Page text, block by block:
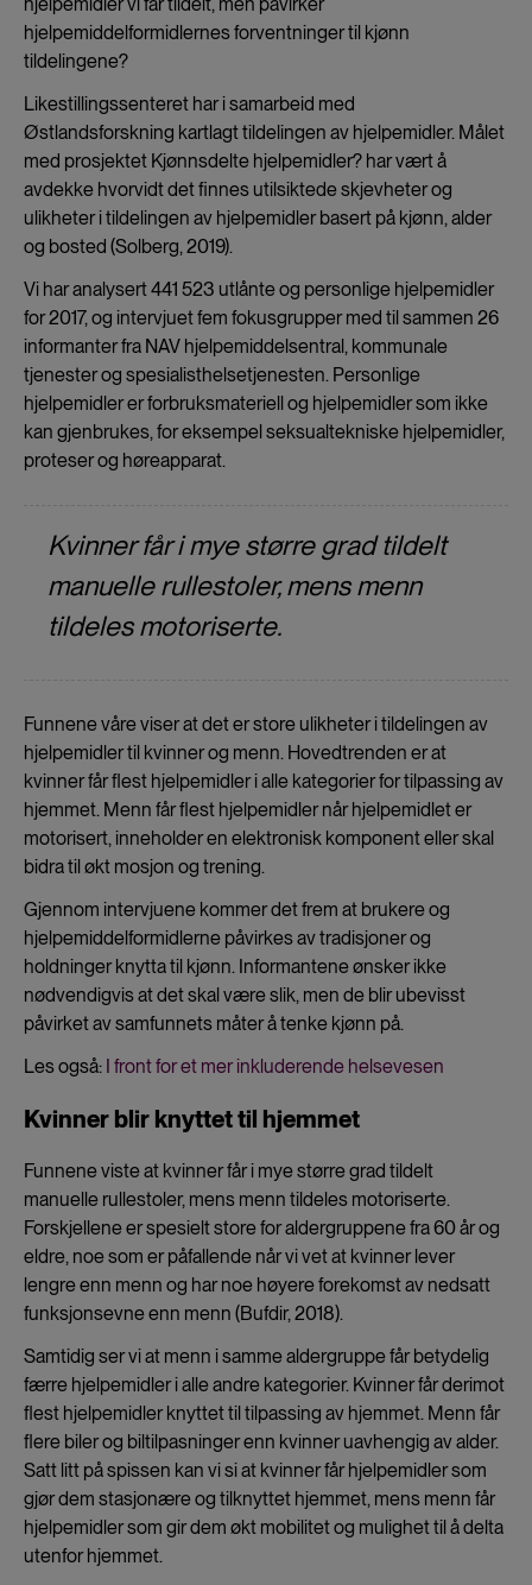
hjelpemiddelformidlernes forventninger til kjønn
tildelingene?
Likestillingssenteret har i samarbeid med
Østlandsforskning kartlagt tildelingen av hjelpemidler. Målet
med prosjektet Kjønnsdelte hjelpemidler? har vært å
avdekke hvorvidt det finnes utilsiktede skjevheter og
ulikheter i tildelingen av hjelpemidler basert på kjønn, alder
og bosted (Solberg, 2019).
Vi har analysert 441 523 utlånte og personlige hjelpemidler
for 2017, og intervjuet fem fokusgrupper med til sammen 26
informanter fra NAV hjelpemiddelsentral, kommunale
tjenester og spesialisthelsetjenesten. Personlige
hjelpemidler er forbruksmateriell og hjelpemidler som ikke
kan gjenbrukes, for eksempel seksualtekniske hjelpemidler,
proteser og høreapparat.
Kvinner får i mye større grad tildelt
manuelle rullestoler, mens menn
tildeles motoriserte.
Funnene våre viser at det er store ulikheter i tildelingen av
hjelpemidler til kvinner og menn. Hovedtrenden er at
kvinner får flest hjelpemidler i alle kategorier for tilpassing av
hjemmet. Menn får flest hjelpemidler når hjelpemidlet er
motorisert, inneholder en elektronisk komponent eller skal
bidra til økt mosjon og trening.
Gjennom intervjuene kommer det frem at brukere og
hjelpemiddelformidlerne påvirkes av tradisjoner og
holdninger knytta til kjønn. Informantene ønsker ikke
nødvendigvis at det skal være slik, men de blir ubevisst
påvirket av samfunnets måter å tenke kjønn på.
Les også: I front for et mer inkluderende helsevesen
Kvinner blir knyttet til hjemmet
Funnene viste at kvinner får i mye større grad tildelt
manuelle rullestoler, mens menn tildeles motoriserte.
Forskjellene er spesielt store for aldergruppene fra 60 år og
eldre, noe som er påfallende når vi vet at kvinner lever
lengre enn menn og har noe høyere forekomst av nedsatt
funksjonsevne enn menn (Bufdir, 2018).
Samtidig ser vi at menn i samme aldergruppe får betydelig
færre hjelpemidler i alle andre kategorier. Kvinner får derimot
flest hjelpemidler knyttet til tilpassing av hjemmet. Menn får
flere biler og biltilpasninger enn kvinner uavhengig av alder.
Satt litt på spissen kan vi si at kvinner får hjelpemidler som
gjør dem stasjonære og tilknyttet hjemmet, mens menn får
hjelpemidler som gir dem økt mobilitet og mulighet til å delta
utenfor hjemmet.